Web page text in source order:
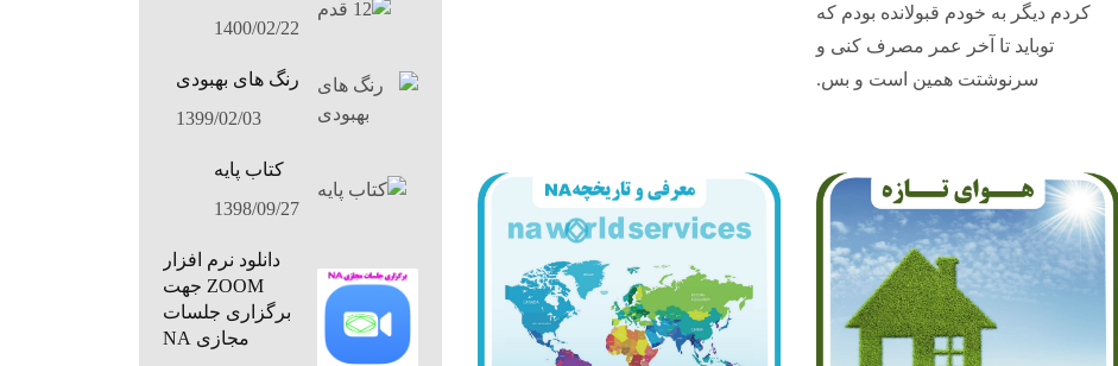
کردم دیگر به خودم قبولانده بودم که
توباید تا آخر عمر مصرف کنی و
سرنوشتت همین است و بس.
1400/02/22
رنگ های بهبودی
1399/02/03
کتاب پایه
1398/09/27
دانلود نرم افزار
ZOOM جهت
برگزاری جلسات
مجازی NA